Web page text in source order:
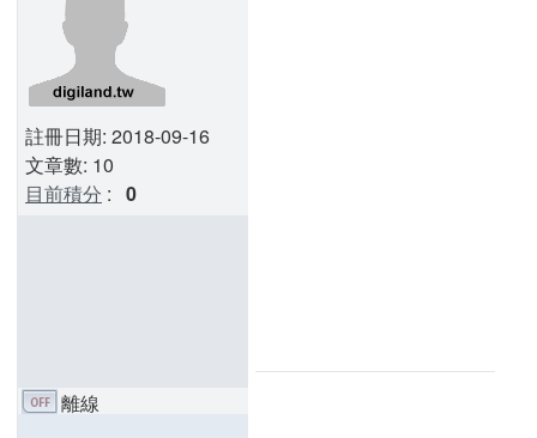
註冊日期: 2018-09-16
文章數: 10
目前積分 : 0
離線